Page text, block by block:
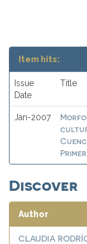
Item hits:
Issue
Date
Title
Jan-2007
Discover
Author
CLAUDIA